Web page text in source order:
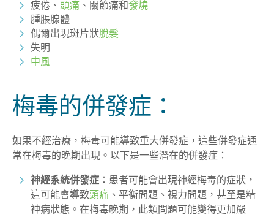
疲倦、 頭痛 、關節痛和 發燒
腫脹腺體
偶爾出現斑片狀脫髮
失明
中風
梅毒的併發症：
如果不經治療，梅毒可能導致重大併發症，這些併發症通
常在梅毒的晚期出現。以下是一些潛在的併發症：
神經系統併發症 ：患者可能會出現神經梅毒的症狀，
這可能會導致頭痛 、平衡問題、視力問題，甚至是精
神病狀態。在梅毒晚期，此類問題可能變得更加嚴